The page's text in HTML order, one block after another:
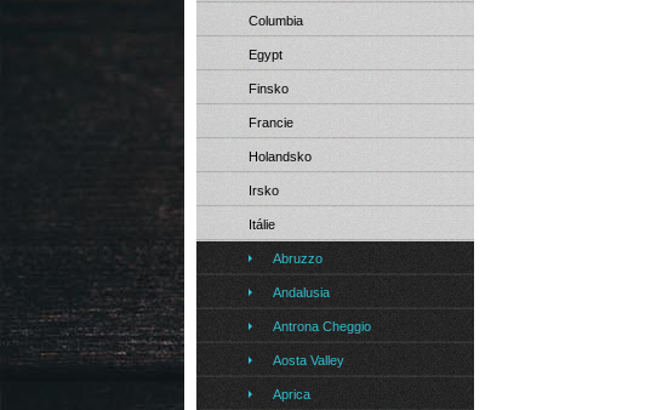
Columbia
Egypt
Finsko
Francie
Holandsko
Irsko
Itálie
Abruzzo
Andalusia
Antrona Cheggio
Aosta Valley
Aprica